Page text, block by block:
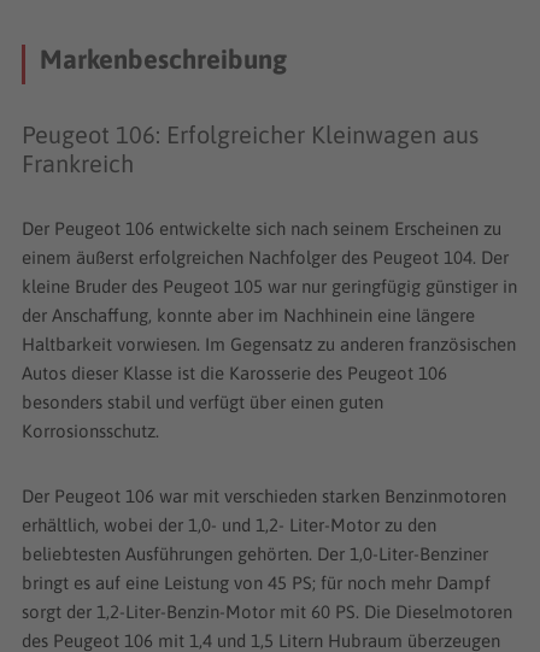
seine hohe Leistung bei einem besonders niedrigen
bei Bedarf aber auch eine gute Figur bei Autobahnfahrten.
Markenbeschreibung
Peugeot 106: Erfolgreicher Kleinwagen aus
Frankreich
Der Peugeot 106 entwickelte sich nach seinem Erscheinen zu
einem äußerst erfolgreichen Nachfolger des Peugeot 104. Der
kleine Bruder des Peugeot 105 war nur geringfügig günstiger in
der Anschaffung, konnte aber im Nachhinein eine längere
Haltbarkeit vorwiesen. Im Gegensatz zu anderen französischen
Autos dieser Klasse ist die Karosserie des Peugeot 106
besonders stabil und verfügt über einen guten
Korrosionsschutz.
Der Peugeot 106 war mit verschieden starken Benzinmotoren
erhältlich, wobei der 1,0- und 1,2- Liter-Motor zu den
beliebtesten Ausführungen gehörten. Der 1,0-Liter-Benziner
bringt es auf eine Leistung von 45 PS; für noch mehr Dampf
sorgt der 1,2-Liter-Benzin-Motor mit 60 PS. Die Dieselmotoren
des Peugeot 106 mit 1,4 und 1,5 Litern Hubraum überzeugen